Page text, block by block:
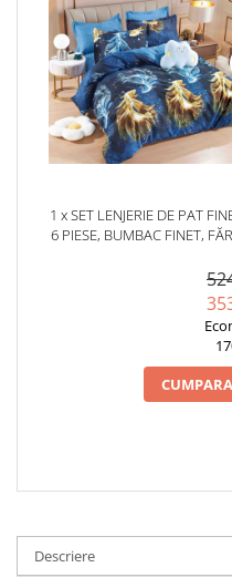
1 x SET LENJERIE DE PAT
6 PIESE, BUMBAC FINET,
Descriere